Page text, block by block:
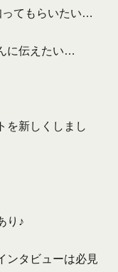
ってもらいたい…
に伝えたい…
を新しくしまし
り♪
ンタビューは必見